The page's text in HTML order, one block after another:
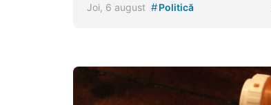
Joi, 6 august #Politică